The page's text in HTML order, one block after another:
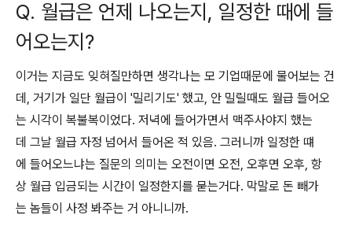
Q. 월급은 언제 나오는지, 일정한 때에 들
어오는지?
이거는 지금도 잊혀질만하면 생각나는 모 기업때문에 물어보는 건
데, 거기가 일단 월급이 '밀리기도' 했고, 안 밀릴때도 월급 들어오
는 시각이 복불복이었다. 저녁에 들어가면서 맥주사야지 했는
데 그날 월급 자정 넘어서 들어온 적 있음. 그러니까 일정한 떄
에 들어오느냐는 질문의 의미는 오전이면 오전, 오후면 오후, 항
상 월급 입금되는 시간이 일정한지를 묻는거다. 막말로 돈 빼가
는 놈들이 사정 봐주는 거 아니니까.